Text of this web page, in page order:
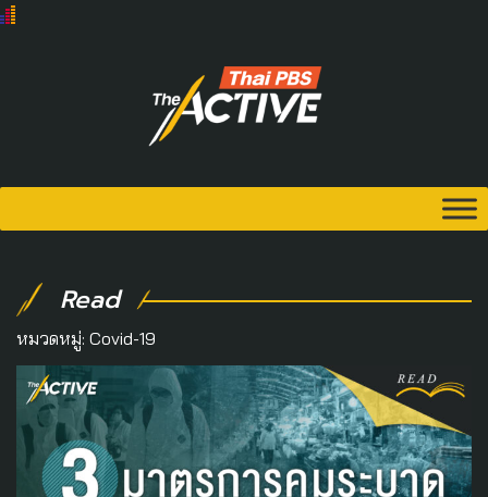
Read
หมวดหมู่: Covid-19